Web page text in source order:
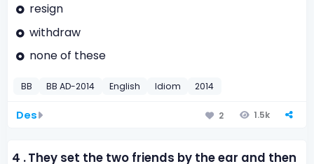
resign
withdraw
none of these
BB BB AD-2014 English Idiom 2014
Des 2 1.5k
4 .They set the two friends by the ear and then